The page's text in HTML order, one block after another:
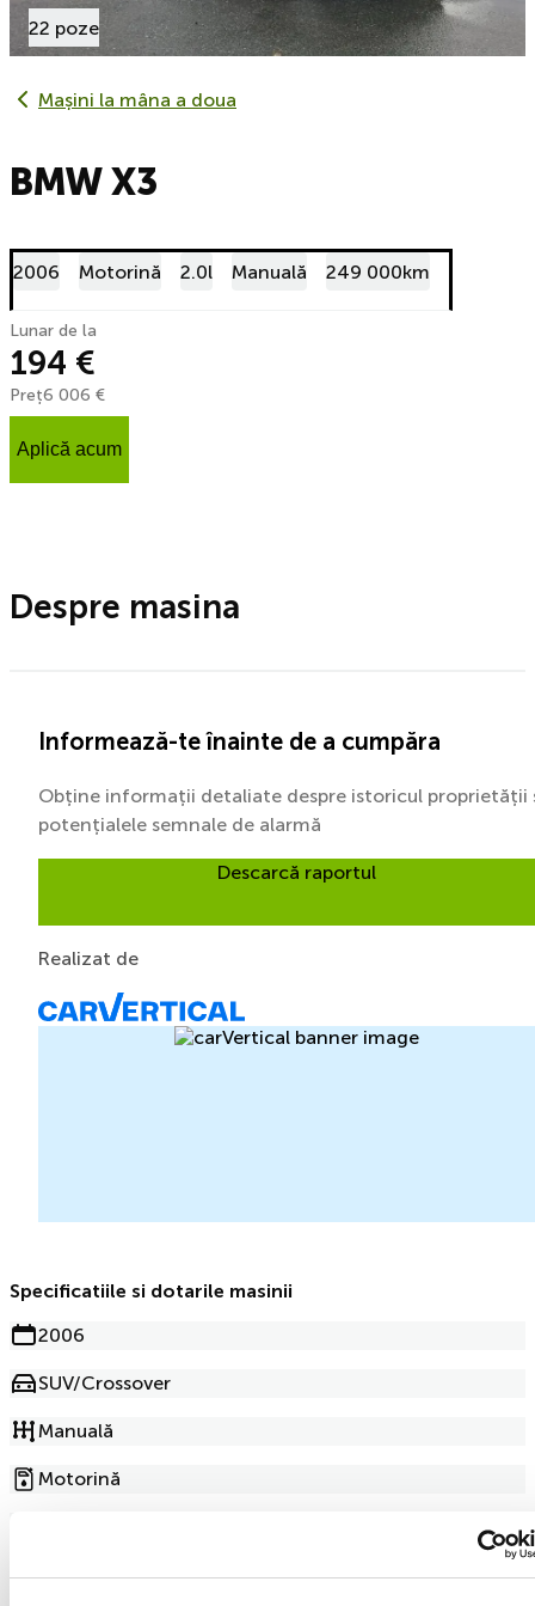
22 poze
Mașini la mâna a doua
BMW X3
2006 Motorină 2.0l Manuală 249 000km
Lunar de la
194 €
Preț6 006 €
Aplică acum
Despre masina
Informează-te înainte de a cumpăra
Obține informații detaliate despre istoricul proprietății
potențialele semnale de alarmă
Descarcă raportul
Realizat de
Specificatiile si dotarile masinii
2006
SUV/Crossover
Manuală
Motorină
249 000km